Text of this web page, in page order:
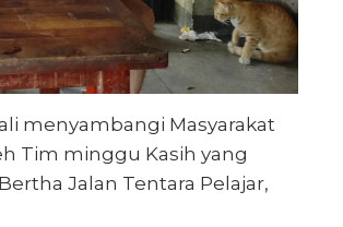
menyambangi Masyarakat
Tim minggu Kasih yang
Jalan Tentara Pelajar,